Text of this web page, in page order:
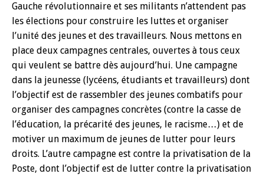
Gauche révolutionnaire et ses militants n’attendent pas
les élections pour construire les luttes et organiser
l’unité des jeunes et des travailleurs. Nous mettons en
place deux campagnes centrales, ouvertes à tous ceux
qui veulent se battre dès aujourd’hui. Une campagne
dans la jeunesse (lycéens, étudiants et travailleurs) dont
l’objectif est de rassembler des jeunes combatifs pour
organiser des campagnes concrètes (contre la casse de
l’éducation, la précarité des jeunes, le racisme…) et de
motiver un maximum de jeunes de lutter pour leurs
droits. L’autre campagne est contre la privatisation de la
Poste, dont l’objectif est de lutter contre la privatisation